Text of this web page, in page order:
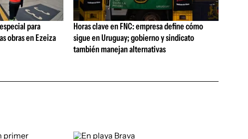
para
obras en Ezeiza
Horas clave en FNC: empresa define cómo
sigue en Uruguay; gobierno y sindicato
también manejan alternativas